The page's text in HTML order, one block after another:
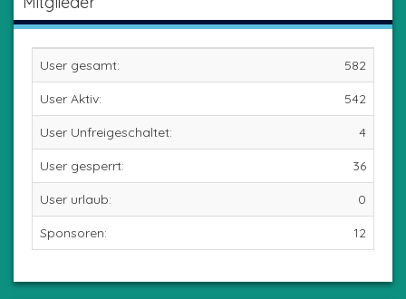
User gesamt: 582
User Aktiv: 542
User Unfreigeschaltet: 4
User gesperrt: 36
User urlaub: 0
Sponsoren: 12